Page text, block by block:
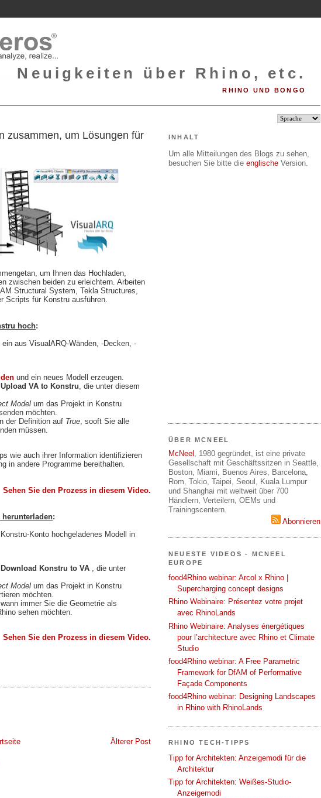
Neuigkeiten über Rhino, etc.
RHINO UND BONGO
zusammen, um Lösungen für
um Ihnen das Hochladen,
zwischen beiden zu erleichtern. Arbeiten
Structural System, Tekla Structures,
Scripts für Konstru ausführen.
hoch:
aus VisualARQ-Wänden, -Decken, -
und ein neues Modell erzeugen.
Upload VA to Konstru , die unter diesem
Model um das Projekt in Konstru
möchten.
der Definition auf True , sooft Sie alle
müssen.
wie auch ihrer Information identifizieren
in andere Programme bereithalten.
Sehen Sie den Prozess in diesem Video.
:
Konto hochgeladenes Modell in
Download Konstru to VA , die unter
Model um das Projekt in Konstru
möchten.
immer Sie die Geometrie als
sehen möchten.
Sehen Sie den Prozess in diesem Video.
Älterer Post
INHALT
Um alle Mitteilungen des Blogs zu sehen,
besuchen Sie bitte die englische Version.
ÜBER MCNEEL
McNeel
, 1980 gegründet, ist eine private
Gesellschaft mit Geschäftssitzen in Seattle,
Boston, Miami, Buenos Aires, Barcelona,
Rom, Tokio, Taipei, Seoul, Kuala Lumpur
und Shanghai mit weltweit über 700
Händlern, Verteilern, OEMs und
Trainingscentern.
Abonnieren
NEUESTE VIDEOS - MCNEEL
EUROPE
food4Rhino webinar: Arcol x Rhino |
Supercharging concept designs
Rhino Webinaire: Présentez votre projet
avec RhinoLands
Rhino Webinaire: Analyses énergétiques
pour l’architecture avec Rhino et Climate
Studio
food4Rhino webinar: A Free Parametric
Framework for DfAM of Performative
Façade Components
food4Rhino webinar: Designing Landscapes
in Rhino with RhinoLands
RHINO TECH-TIPPS
Tipp for Architekten: Anzeigemodi für die
Architektur
Tipp for Architekten: Weißes-Studio-
Anzeigemodi